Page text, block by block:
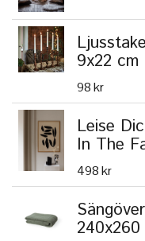
9x22 cm
98 kr
Leise
In The
498 kr